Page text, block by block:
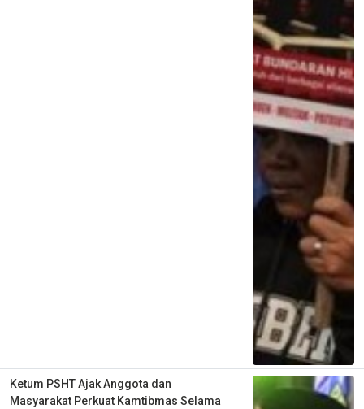
Ketum PSHT Ajak Anggota dan
Masyarakat Perkuat Kamtibmas Selama